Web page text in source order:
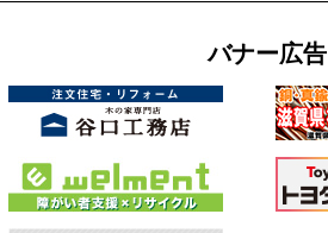
バナー広告